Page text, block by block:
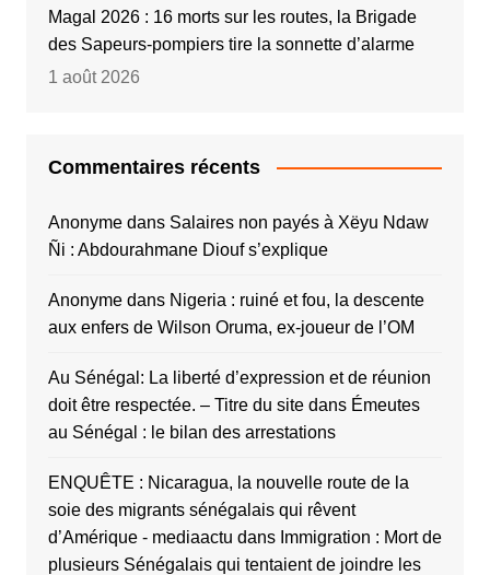
Magal 2026 : 16 morts sur les routes, la Brigade
des Sapeurs-pompiers tire la sonnette d’alarme
1 août 2026
Commentaires récents
Anonymedans Salaires non payés à Xëyu Ndaw
Ñi : Abdourahmane Diouf s’explique
Anonymedans Nigeria : ruiné et fou, la descente
aux enfers de Wilson Oruma, ex-joueur de l’OM
Au Sénégal: La liberté d’expression et de réunion
doit être respectée. – Titre du sitedans Émeutes
au Sénégal : le bilan des arrestations
ENQUÊTE : Nicaragua, la nouvelle route de la
soie des migrants sénégalais qui rêvent
d’Amérique - mediaactu dans Immigration : Mort de
plusieurs Sénégalais qui tentaient de joindre les